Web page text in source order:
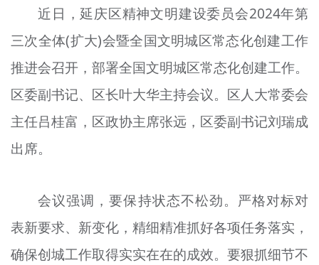
榜样人物
+
身边好人
文明评论
北京宣传文化引导基金
专题
资料库
+
近日，延庆区精神文明建设委员会2024年第
三次全体(扩大)会暨全国文明城区常态化创建工作
推进会召开，部署全国文明城区常态化创建工作。
区委副书记、区长叶大华主持会议。区人大常委会
主任吕桂富，区政协主席张远，区委副书记刘瑞成
出席。
会议强调，要保持状态不松劲。严格对标对
表新要求、新变化，精细精准抓好各项任务落实，
确保创城工作取得实实在在的成效。要狠抓细节不